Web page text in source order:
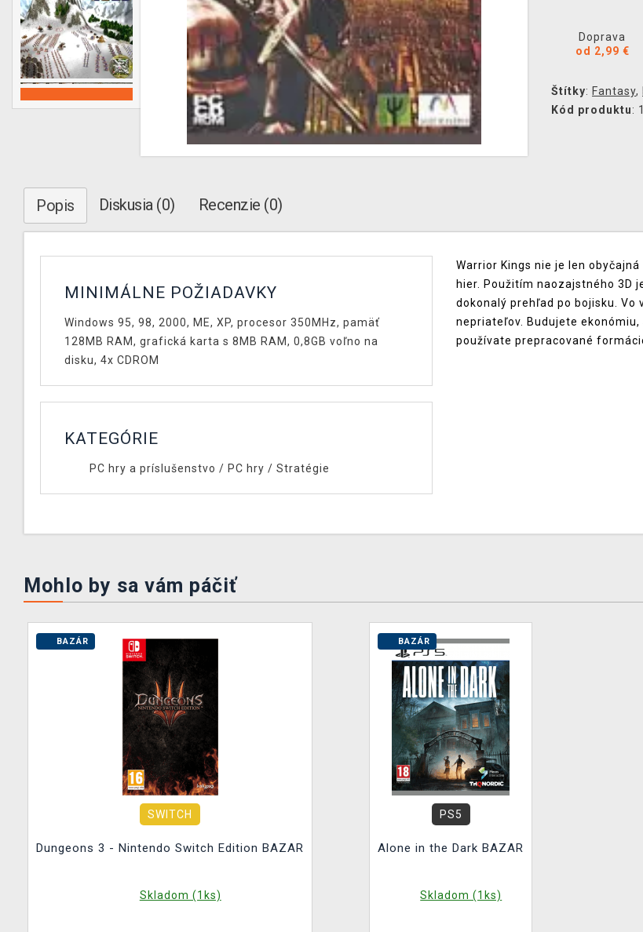
Doprava
od 2,99 €
Štítky: Fantasy,
Kód produktu:
Popis Diskusia (0) Recenzie (0)
MINIMÁLNE POŽIADAVKY
Windows 95, 98, 2000, ME, XP, procesor 350MHz, pamäť
128MB RAM, grafická karta s 8MB RAM, 0,8GB voľno na
disku, 4x CDROM
KATEGÓRIE
PC hry a príslušenstvo / PC hry / Stratégie
Warrior Kings nie je len
hier. Použitím naozajstného 3D
dokonalý prehľad po bojisku. Vo
nepriateľov. Budujete
používate prepracované
Mohlo by sa vám páčiť
BAZÁR
SWITCH
Dungeons 3 - Nintendo Switch Edition BAZAR
Skladom (1ks)
BAZÁR
PS5
Alone in the Dark BAZAR
Skladom (1ks)